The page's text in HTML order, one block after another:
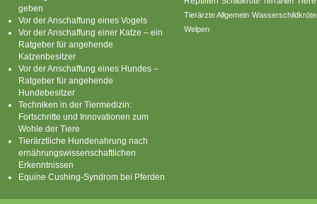
geben
Vor der Anschaffung eines Vogels
Vor der Anschaffung einer Katze – ein
Ratgeber für angehende
Katzenbesitzer
Vor der Anschaffung eines Hundes –
Ratgeber für angehende
Hundebesitzer
Techniken in der Tiermedizin:
Fortschritte und Innovationen zum
Wohle der Tiere
Tierärztliche Hundenahrung nach
ernährungswissenschaftlichen
Erkenntnissen
Equine Cushing-Syndrom bei Pferden
Tierärzte Allgemein
Welpen